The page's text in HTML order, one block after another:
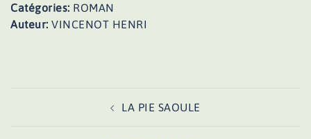
Catégories: ROMAN
Auteur: VINCENOT HENRI
LA PIE SAOULE